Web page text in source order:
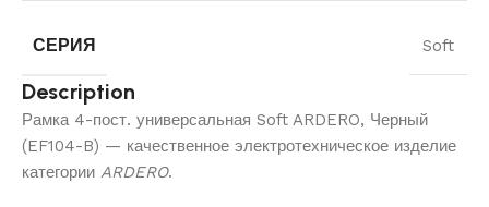
СЕРИЯ Soft
Description
Рамка 4-пост. универсальная Soft ARDERO, Черный
(EF104-B) — качественное электротехническое изделие
категории ARDERO.